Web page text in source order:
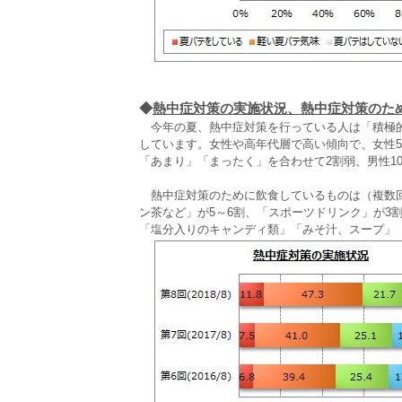
◆熱中症対策の実施状況、熱中症対策のた
今年の夏、熱中症対策を行っている人は「積極
しています。女性や高年代層で高い傾向で、女
「あまり」「まったく」を合わせて2割弱、男性
熱中症対策のために飲食しているものは（複数
ン茶など」が5～6割、「スポーツドリンク」が3
「塩分入りのキャンディ類」「みそ汁、スープ